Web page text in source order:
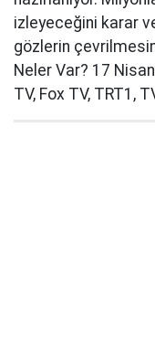
izleyeceğini karar
gözlerin
Neler Var? 17
TV, Fox TV, TRT1,